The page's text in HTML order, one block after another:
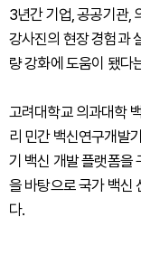
3년간 기업, 공공기관,
강사진의 현장 경험과
량 강화에 도움이 됐다
고려대학교 의과대학
리 민간 백신연구개발
기 백신 개발 플랫폼을
을 바탕으로 국가 백신
다.